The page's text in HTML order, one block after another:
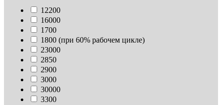
12200
16000
1700
1800 (при 60% рабочем цикле)
23000
2850
2900
3000
30000
3300